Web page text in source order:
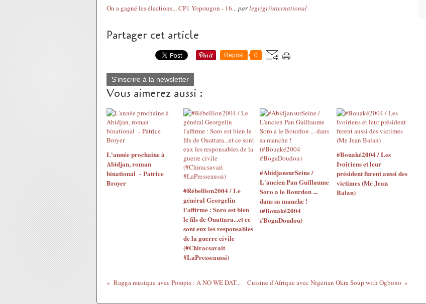
On a gagné les élections... CP1 Yopougon - 16...parlegrigriinternational
Partager cet article
Repost 0
S'inscrire à la newsletter
Vous aimerez aussi :
L'année prochaine à
Abidjan, roman
binational - Patrice
Broyer
#Rébellion2004 / Le
général Georgelin
l'affirme : Soro est bien
le fils de Ouattara...et ce
sont eux les responsables
de la guerre civile
(#Chiracsavait
#LaPresseaussi)
#AbidjansurSeine /
L'ancien Pan Guillaume
Soro a le Bourdon ...
dans sa manche !
(#Bouaké2004
#BogaDoudou)
#Bouaké2004 / Les
Ivoiriens et leur
président furent aussi des
victimes (Me Jean
Balan)
Ragga musique avec Pompis : A NO WE DAT... Cuisine d'Afrique avec Nigerian Okra Soup with Ogbono